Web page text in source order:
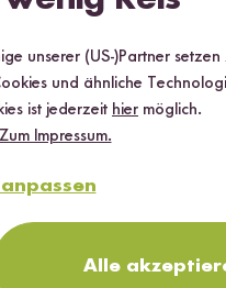
unserer (US-)Partner
und ähnliche
ist jederzeit hier möglich.
Zum Impressum.
Alle